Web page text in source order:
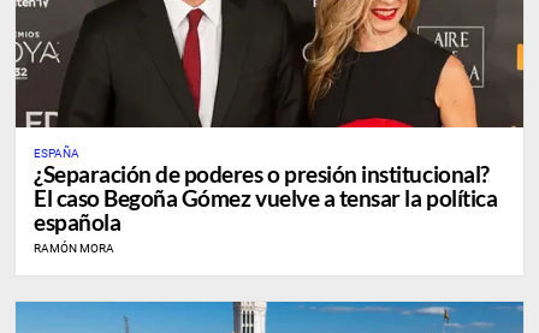
ESPAÑA
¿Separación de poderes o presión institucional?
El caso Begoña Gómez vuelve a tensar la política
española
RAMÓN MORA